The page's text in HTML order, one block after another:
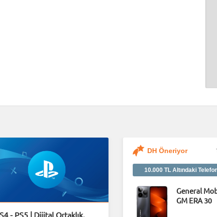
- PS5 | Dijital Ortaklık,
DH Öneriyor
10.000 TL Altındaki
General
GM ERA 30